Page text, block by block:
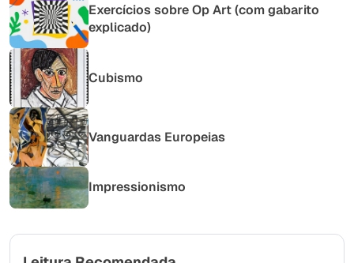
Exercícios sobre Op Art (com gabarito
explicado)
Cubismo
Vanguardas Europeias
Impressionismo